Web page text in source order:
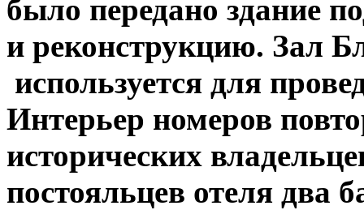
было передано здание
и реконструкцию. Зал
используется для
Интерьер номеров
исторических
постояльцев отеля два